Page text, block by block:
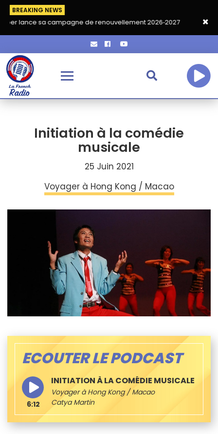
BREAKING NEWS
campagne de renouvellement 2026‑2027 Grand café de
Initiation à la comédie
musicale
25 Juin 2021
Voyager à Hong Kong / Macao
ECOUTER LE PODCAST
INITIATION À LA COMÉDIE MUSICALE
Voyager à Hong Kong / Macao
Catya Martin
6:12